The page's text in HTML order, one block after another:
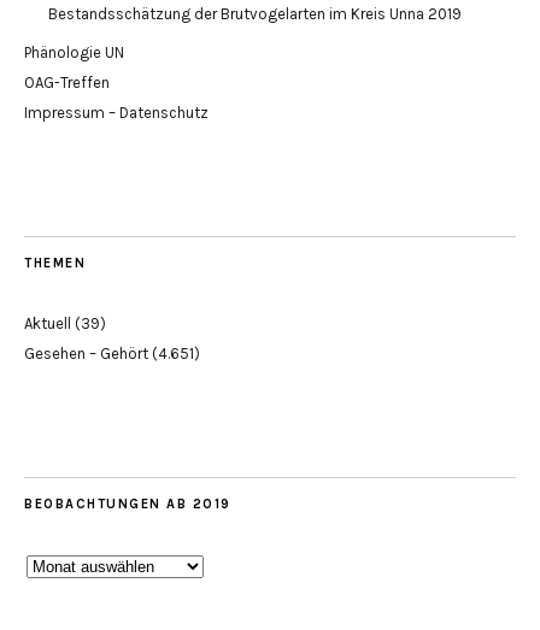
Bestandsschätzung der Brutvogelarten im Kreis Unna 2019
Phänologie UN
OAG-Treffen
Impressum – Datenschutz
THEMEN
Aktuell (39)
Gesehen – Gehört (4.651)
BEOBACHTUNGEN AB 2019
Beobachtungen